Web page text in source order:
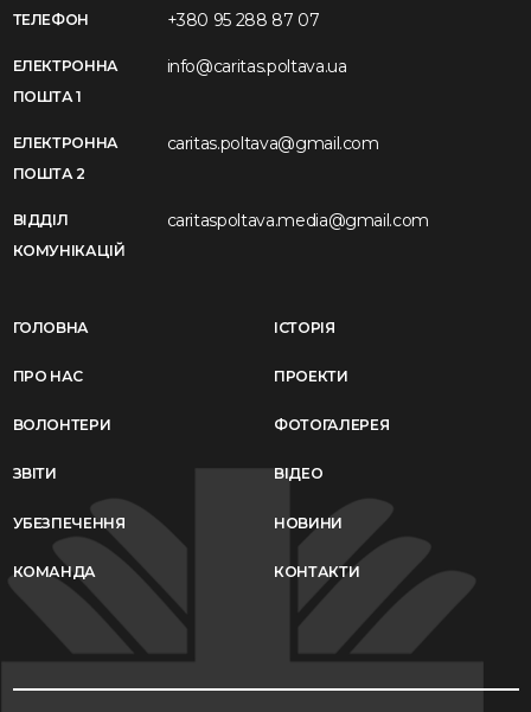
ТЕЛЕФОН +380 95 288 87 07
ЕЛЕКТРОННА
ПОШТА 1
info@caritas.poltava.ua
ЕЛЕКТРОННА
ПОШТА 2
caritas.poltava@gmail.com
ВІДДІЛ
КОМУНІКАЦІЙ
caritaspoltava.media@gmail.com
ГОЛОВНА
ПРО НАС
ВОЛОНТЕРИ
ЗВІТИ
УБЕЗПЕЧЕННЯ
КОМАНДА
ІСТОРІЯ
ПРОЕКТИ
ФОТОГАЛЕРЕЯ
ВІДЕО
НОВИНИ
КОНТАКТИ